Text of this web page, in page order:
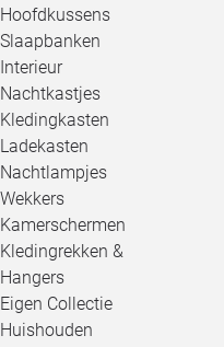
Hoofdkussens
Slaapbanken
Interieur
Nachtkastjes
Kledingkasten
Ladekasten
Nachtlampjes
Wekkers
Kamerschermen
Kledingrekken &
Hangers
Eigen Collectie
Huishouden